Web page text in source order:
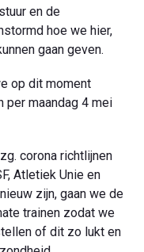
en de
hoe we hier,
gaan geven.
op dit moment
per maandag 4 mei
corona richtlijnen
Atletiek Unie en
zijn, gaan we de
trainen zodat we
of dit zo lukt en